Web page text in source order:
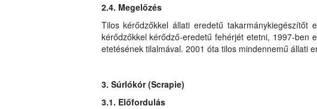
2.4. Megelőzés
Tilos kérődzőkkel állati eredetű takarmánykiegészítőt
kérődzőkkel kérődző-eredetű fehérjét etetni, 1997-ben
etetésének tilalmával. 2001 óta tilos mindennemű állati
3. Súrlókór (Scrapie)
3.1. Előfordulás